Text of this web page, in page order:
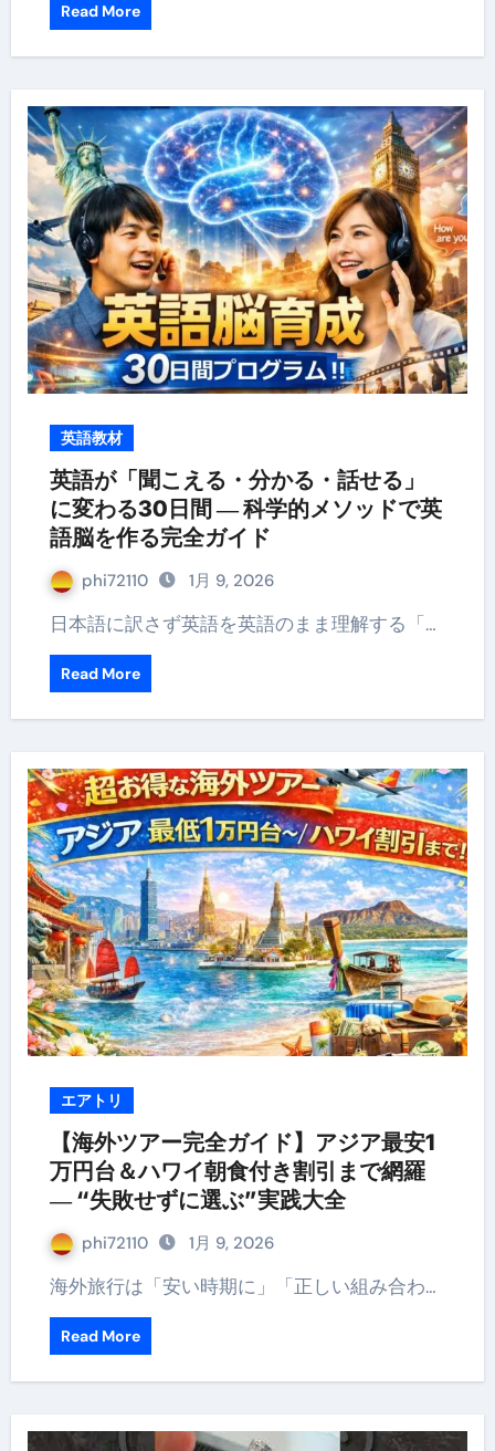
Read More
英語教材
英語が「聞こえる・分かる・話せる」
に変わる30日間 ― 科学的メソッドで英
語脳を作る完全ガイド
phi72110 1月 9, 2026
日本語に訳さず英語を英語のまま理解する「…
Read More
エアトリ
【海外ツアー完全ガイド】アジア最安1
万円台＆ハワイ朝食付き割引まで網羅
― “失敗せずに選ぶ”実践大全
phi72110 1月 9, 2026
海外旅行は「安い時期に」「正しい組み合わ…
Read More